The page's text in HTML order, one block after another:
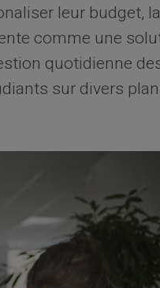
leur budget, la
comme une
quotidienne
sur divers